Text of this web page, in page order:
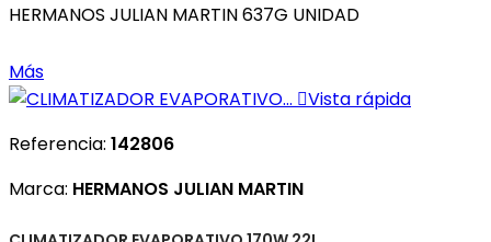
HERMANOS JULIAN MARTIN 637G UNIDAD
Más
Vista rápida
Referencia: 142806
Marca: HERMANOS JULIAN MARTIN